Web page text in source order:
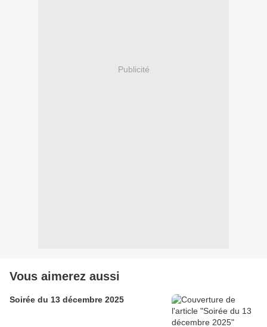
Publicité
Vous aimerez aussi
Soirée du 13 décembre 2025